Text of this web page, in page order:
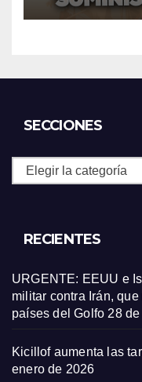
SECCIONES
Secciones
RECIENTES
URGENTE: EEUU e
militar contra Irán,
países del Golfo 28
Kicillof aumenta las
enero de 2026